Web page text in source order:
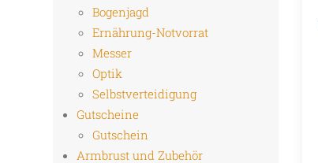
Bogenjagd
Ernährung-Notvorrat
Messer
Optik
Selbstverteidigung
Gutscheine
Gutschein
Armbrust und Zubehör